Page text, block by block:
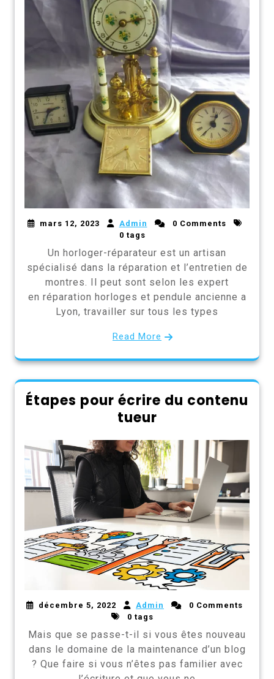
mars 12, 2023 Admin
0 Comments
0 tags
Un horloger-réparateur est un artisan
spécialisé dans la réparation et l’entretien de
montres. Il peut sont selon les expert
en réparation horloges et pendule ancienne a
Lyon, travailler sur tous les types
Read More
Étapes pour écrire du contenu
tueur
décembre 5, 2022 Admin
0 Comments
0 tags
Mais que se passe-t-il si vous êtes nouveau
dans le domaine de la maintenance d’un blog
? Que faire si vous n’êtes pas familier avec